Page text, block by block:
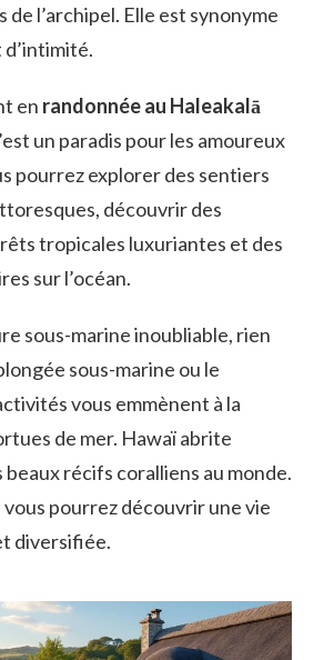
de l’archipel. Elle est synonyme
en randonnée au Haleakalā
un paradis pour les amoureux
pourrez explorer des sentiers
découvrir des
tropicales luxuriantes et des
sur l’océan.
sous-marine inoubliable, rien
sous-marine ou le
vous emmènent à la
de mer. Hawaï abrite
beaux récifs coralliens au monde.
vous pourrez découvrir une vie
diversifiée.